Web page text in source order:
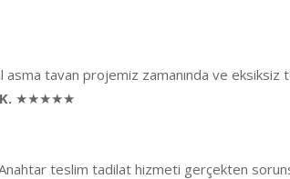
asma tavan projemiz zamanında ve eksiksiz
★★★★★
teslim tadilat hizmeti gerçekten